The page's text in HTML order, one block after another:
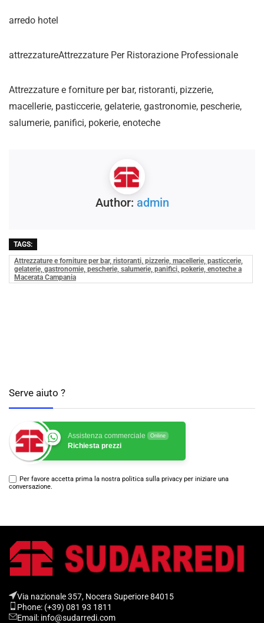
arredo hotel
attrezzatureAttrezzature Per Ristorazione Professionale
Attrezzature e forniture per bar, ristoranti, pizzerie,
macellerie, pasticcerie, gelaterie, gastronomie, pescherie,
salumerie, panifici, pokerie, enoteche
Author: admin
TAGS:
Attrezzature e forniture per bar, ristoranti, pizzerie, macellerie, pasticcerie,
gelaterie, gastronomie, pescherie, salumerie, panifici, pokerie, enoteche a
Macerata Campania
Serve aiuto ?
Assistenza commerciale Online
Richiesta prezzi
Per favore accetta prima la nostra politica sulla privacy per iniziare una
conversazione.
Via nazionale 357, Nocera Superiore 84015​
Phone: (+39) 081 93 1811
Email: info@sudarredi.com